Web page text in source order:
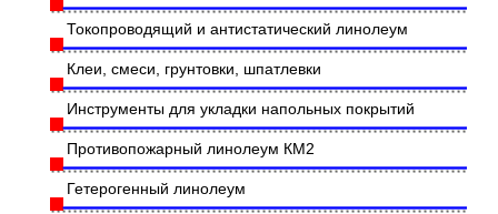
Токопроводящий и антистатический линолеум
Клеи, смеси, грунтовки, шпатлевки
Инструменты для укладки напольных покрытий
Противопожарный линолеум КМ2
Гетерогенный линолеум